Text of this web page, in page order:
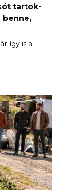
tartok-
benne,
így is a